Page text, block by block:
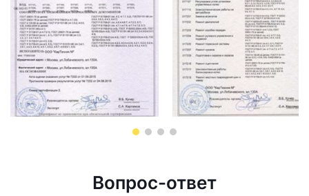
Вопрос-ответ